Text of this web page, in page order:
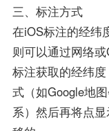
三、标注方式
在iOS标注的经纬
则可以通过网络
标注获取的经纬
式（如Google地
系）然后再将点